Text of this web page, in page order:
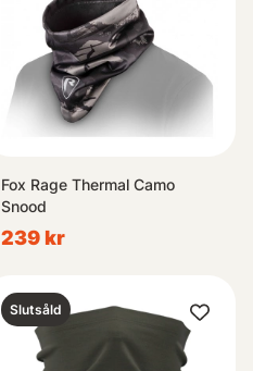
Fox Rage Thermal Camo
Snood
239 kr
Slutsåld